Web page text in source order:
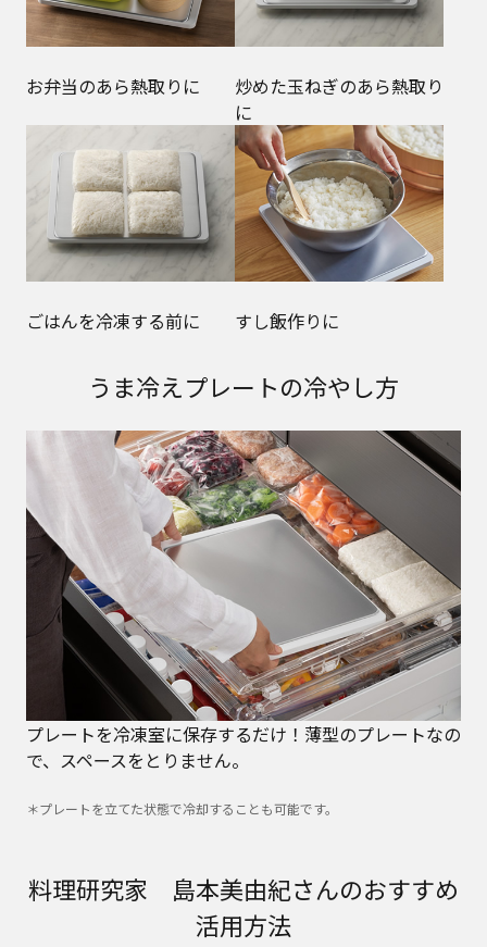
お弁当のあら熱取りに
炒めた玉ねぎのあら熱取り
に
ごはんを冷凍する前に すし飯作りに
うま冷えプレートの冷やし方
プレートを冷凍室に保存するだけ！薄型のプレートなの
で、スペースをとりません。
＊プレートを立てた状態で冷却することも可能です。
料理研究家 島本美由紀さんのおすすめ
活用方法